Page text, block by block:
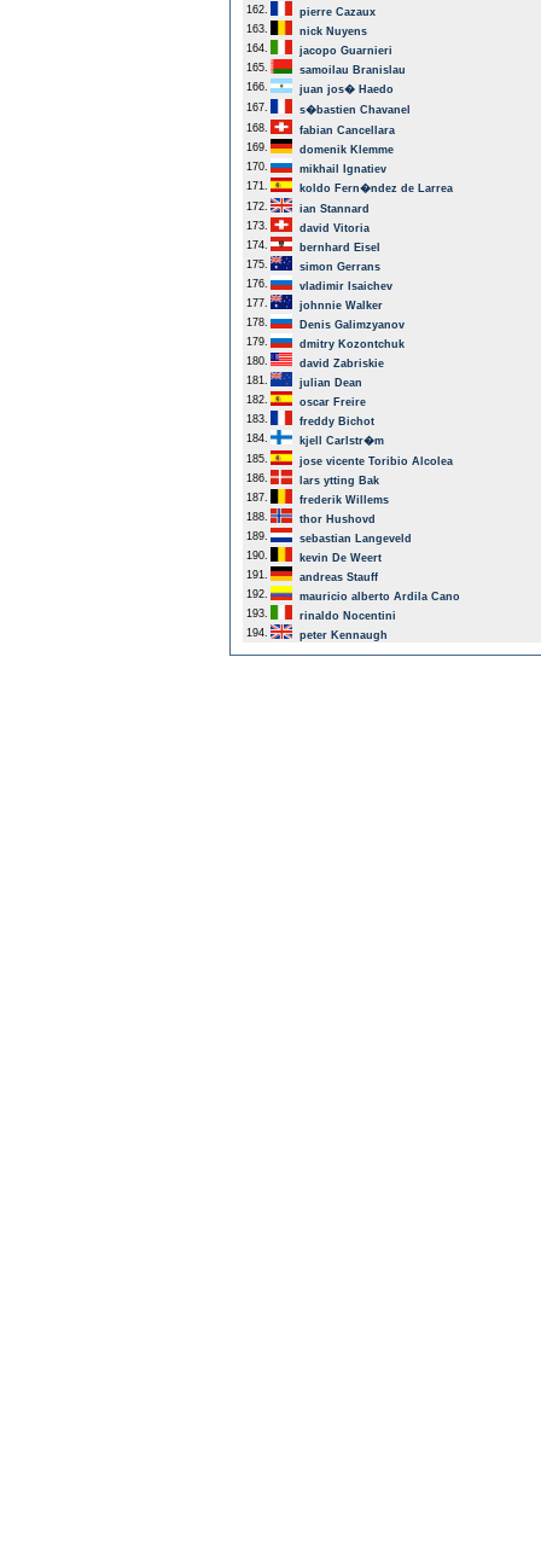
162.
pierre Cazaux
163.
nick Nuyens
164.
jacopo Guarnieri
165.
samoilau Branislau
166.
juan jos� Haedo
167.
s�bastien Chavanel
168.
fabian Cancellara
169.
domenik Klemme
170.
mikhail Ignatiev
171.
koldo Fern�ndez de Larrea
172.
ian Stannard
173.
david Vitoria
174.
bernhard Eisel
175.
simon Gerrans
176.
vladimir Isaichev
177.
johnnie Walker
178.
Denis Galimzyanov
179.
dmitry Kozontchuk
180.
david Zabriskie
181.
julian Dean
182.
oscar Freire
183.
freddy Bichot
184.
kjell Carlstr�m
185.
jose vicente Toribio Alcolea
186.
lars ytting Bak
187.
frederik Willems
188.
thor Hushovd
189.
sebastian Langeveld
190.
kevin De Weert
191.
andreas Stauff
192.
mauricio alberto Ardila Cano
193.
rinaldo Nocentini
194.
peter Kennaugh